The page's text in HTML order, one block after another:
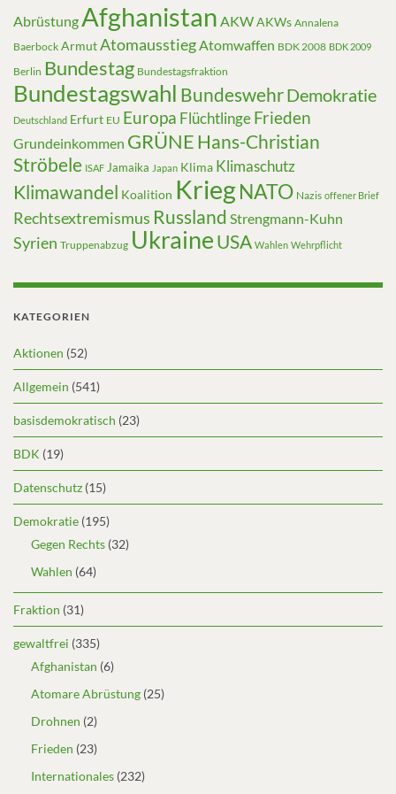
Abrüstung Afghanistan AKWAKWs Annalena
Baerbock ArmutAtomausstiegAtomwaffen BDK 2008 BDK 2009
Berlin Bundestag Bundestagsfraktion
Bundestagswahl BundeswehrDemokratie
Deutschland Erfurt EU Europa FlüchtlingeFrieden
Grundeinkommen GRÜNE Hans-Christian
Ströbele ISAF Jamaika Japan Klima Klimaschutz
Klimawandel Koalition KriegNATO Nazis offener Brief
Rechtsextremismus Russland Strengmann-Kuhn
Syrien Truppenabzug UkraineUSA Wahlen Wehrpflicht
KATEGORIEN
Aktionen (52)
Allgemein (541)
basisdemokratisch (23)
BDK (19)
Datenschutz (15)
Demokratie (195)
Gegen Rechts (32)
Wahlen (64)
Fraktion (31)
gewaltfrei (335)
Afghanistan (6)
Atomare Abrüstung (25)
Drohnen (2)
Frieden (23)
Internationales (232)